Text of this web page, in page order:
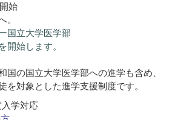
始
。
国立大学医学部
開始します。
国の国立大学医学部への進学も含め、
を対象とした進学支援制度です。
入学対応